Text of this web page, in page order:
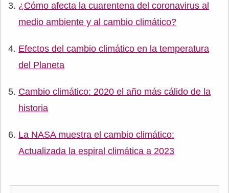
¿Cómo afecta la cuarentena del coronavirus al
medio ambiente y al cambio climático?
Efectos del cambio climático en la temperatura
del Planeta
Cambio climático: 2020 el año más cálido de la
historia
La NASA muestra el cambio climático:
Actualizada la espiral climática a 2023